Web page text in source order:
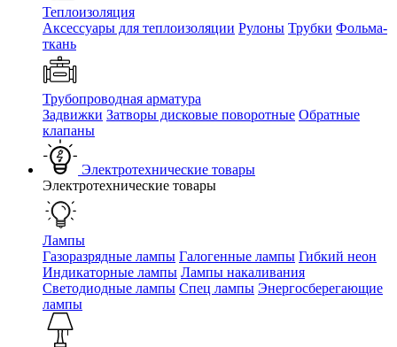
Теплоизоляция
Аксессуары для теплоизоляции Рулоны Трубки Фольма-
ткань
Трубопроводная арматура
Задвижки Затворы дисковые поворотные Обратные
клапаны
Электротехнические товары
Электротехнические товары
Лампы
Газоразрядные лампы Галогенные лампы Гибкий неон
Индикаторные лампы Лампы накаливания
Светодиодные лампы Спец лампы Энергосберегающие
лампы